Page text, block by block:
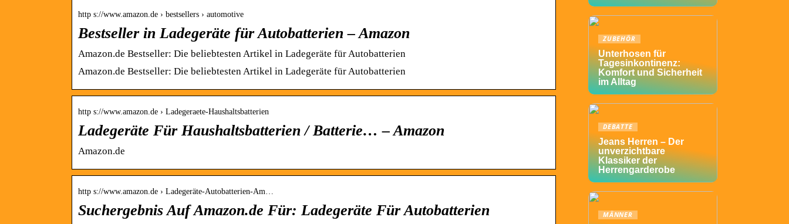
http s://www.amazon.de › bestsellers › automotive
Bestseller in Ladegeräte für Autobatterien – Amazon
Amazon.de Bestseller: Die beliebtesten Artikel in Ladegeräte für Autobatterien
Amazon.de Bestseller: Die beliebtesten Artikel in Ladegeräte für Autobatterien
http s://www.amazon.de › Ladegeraete-Haushaltsbatterien
Ladegeräte Für Haushaltsbatterien / Batterie… – Amazon
Amazon.de
http s://www.amazon.de › Ladegeräte-Autobatterien-Am…
Suchergebnis Auf Amazon.de Für: Ladegeräte Für Autobatterien
ZUBEHÖR
Unterhosen für
Tagesinkontinenz:
Komfort und Sicherheit
im Alltag
DEBATTE
Jeans Herren – Der
unverzichtbare
Klassiker der
Herrengarderobe
MÄNNER